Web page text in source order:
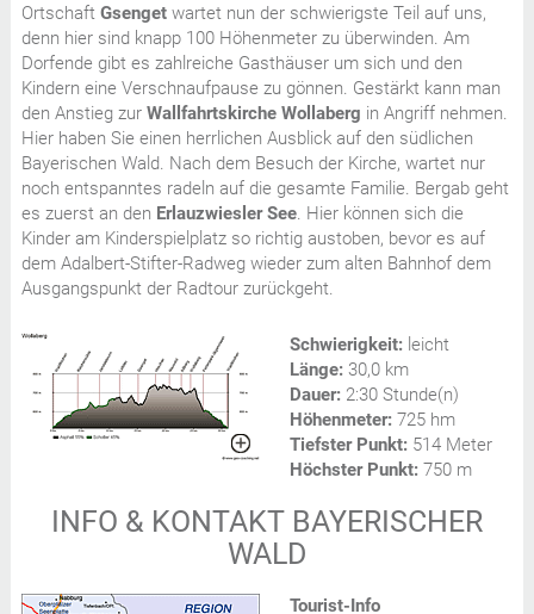
Ortschaft Gsenget wartet nun der schwierigste Teil auf uns,
denn hier sind knapp 100 Höhenmeter zu überwinden. Am
Dorfende gibt es zahlreiche Gasthäuser um sich und den
Kindern eine Verschnaufpause zu gönnen. Gestärkt kann man
den Anstieg zur Wallfahrtskirche Wollaberg in Angriff nehmen.
Hier haben Sie einen herrlichen Ausblick auf den südlichen
Bayerischen Wald. Nach dem Besuch der Kirche, wartet nur
noch entspanntes radeln auf die gesamte Familie. Bergab geht
es zuerst an den Erlauzwiesler See. Hier können sich die
Kinder am Kinderspielplatz so richtig austoben, bevor es auf
dem Adalbert-Stifter-Radweg wieder zum alten Bahnhof dem
Ausgangspunkt der Radtour zurückgeht.
Schwierigkeit:leicht
Länge:30,0 km
Dauer:2:30 Stunde(n)
Höhenmeter:725 hm
Tiefster Punkt:514 Meter
Höchster Punkt:750 m
INFO & KONTAKT BAYERISCHER
WALD
Tourist-Info